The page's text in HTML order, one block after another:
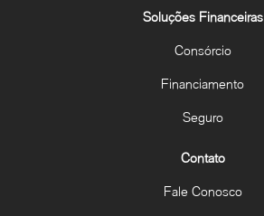
Soluções Financeiras
Consórcio
Financiamento
Seguro
Contato
Fale Conosco